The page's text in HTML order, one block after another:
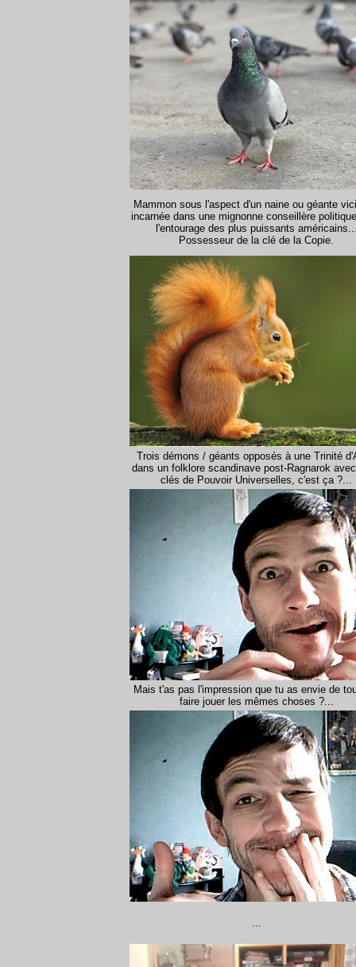
Mammon sous l'aspect d'un naine ou géante
incarnée dans une mignonne conseillère
l'entourage des plus puissants
Possesseur de la clé de la Copie.
Trois démons / géants opposés à une Trinité
dans un folklore scandinave post-Ragnarok
clés de Pouvoir Universelles, c'est ça ?...
Mais t'as pas l'impression que tu as envie de
faire jouer les mêmes choses ?...
...